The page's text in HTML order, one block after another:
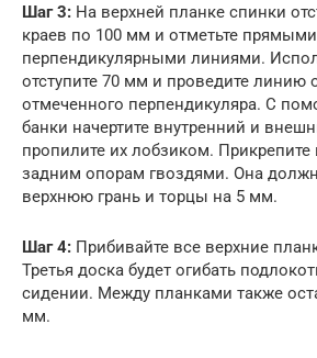
Шаг 3: На верхней планке спинки
краев по 100 мм и отметьте прямыми
перпендикулярными линиями.
отступите 70 мм и проведите линию
отмеченного перпендикуляра. С
банки начертите внутренний и
пропилите их лобзиком.
задним опорам гвоздями. Она
верхнюю грань и торцы на 5 мм.
Шаг 4: Прибивайте все верхние
Третья доска будет огибать
сидении. Между планками также
мм.